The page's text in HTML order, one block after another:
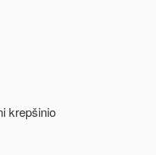
krepšinio